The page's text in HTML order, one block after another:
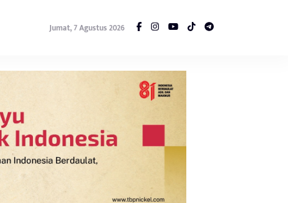
Jumat, 7 Agustus 2026